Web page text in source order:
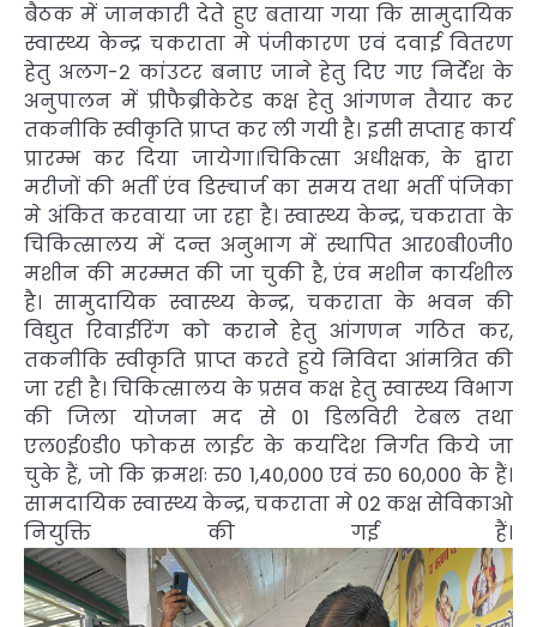
बैठक में जानकारी देते हुए बताया गया कि सामुदायिक
स्वास्थ्य केन्द्र चकराता मे पंजीकारण एवं दवाई वितरण
हेतु अलग-2 कांउटर बनाए जाने हेतु दिए गए निर्देश के
अनुपालन में प्रीफैब्रीकेटेड कक्ष हेतु आंगणन तैयार कर
तकनीकि स्वीकृति प्राप्त कर ली गयी है। इसी सप्ताह कार्य
प्रारम्भ कर दिया जायेगा।चिकित्सा अधीक्षक, के द्वारा
मरीजों की भर्ती एंव डिस्चार्ज का समय तथा भर्ती पंजिका
मे अंकित करवाया जा रहा है। स्वास्थ्य केन्द्र, चकराता के
चिकित्सालय में दन्त अनुभाग में स्थापित आर०बी०जी०
मशीन की मरम्मत की जा चुकी है, एंव मशीन कार्यशील
है। सामुदायिक स्वास्थ्य केन्द्र, चकराता के भवन की
विद्युत रिवाईरिंग को करानेे हेतु आंगणन गठित कर,
तकनीकि स्वीकृति प्राप्त करते हुये निविदा आंमत्रित की
जा रही है। चिकित्सालय के प्रसव कक्ष हेतु स्वास्थ्य विभाग
की जिला योजना मद से 01 डिलविरी टेबल तथा
एल०ई०डी० फोकस लाईट के कर्यादेश निर्गत किये जा
चुके हैं, जो कि क्रमशः रु0 1,40,000 एवं रु0 60,000 के हैं।
सामदायिक स्वास्थ्य केन्द्र, चकराता मे 02 कक्ष सेविकाओ
नियुक्ति की गई हैं।